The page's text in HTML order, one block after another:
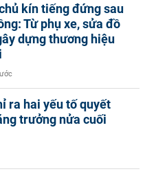
kín tiếng đứng sau
Từ phụ xe, sửa đồ
dựng thương hiệu
ra hai yếu tố quyết
trưởng nửa cuối